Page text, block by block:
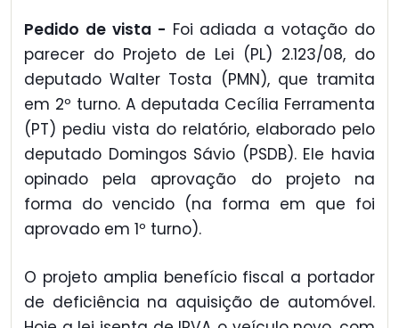
Pedido de vista - Foi adiada a votação do
parecer do Projeto de Lei (PL) 2.123/08, do
deputado Walter Tosta (PMN), que tramita
em 2º turno. A deputada Cecília Ferramenta
(PT) pediu vista do relatório, elaborado pelo
deputado Domingos Sávio (PSDB). Ele havia
opinado pela aprovação do projeto na
forma do vencido (na forma em que foi
aprovado em 1º turno).
O projeto amplia benefício fiscal a portador
de deficiência na aquisição de automóvel.